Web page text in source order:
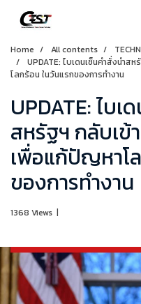
Home All contents
UPDATE: ไบเดนเซ็นคำสั่งนำ
โลกร้อน ในวันแรกของการทำงาน
UPDATE: ไบเ
สหรัฐฯ กลับเข้
เพื่อแก้ปัญหาโ
ของการทำงาน
1368 Views |